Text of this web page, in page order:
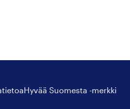
Hyvää Suomesta -merkki